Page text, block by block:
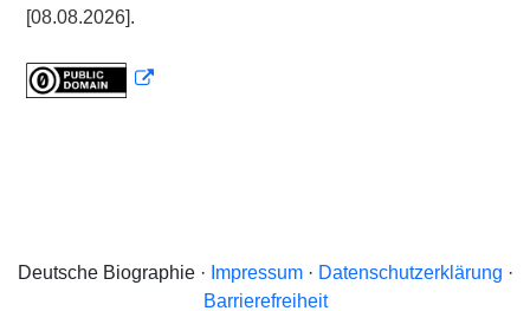
[08.08.2026].
Deutsche Biographie · Impressum· Datenschutzerklärung ·
Barrierefreiheit